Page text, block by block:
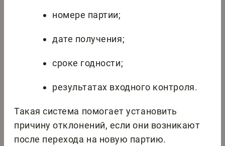
номере партии;
дате получения;
сроке годности;
результатах входного контроля.
Такая система помогает установить
причину отклонений, если они возникают
после перехода на новую партию.